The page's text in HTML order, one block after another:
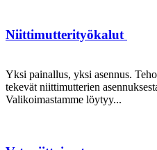
Niittimutterityökalut
Yksi painallus, yksi asennus.
tekevät niittimutterien
Valikoimastamme löytyy...